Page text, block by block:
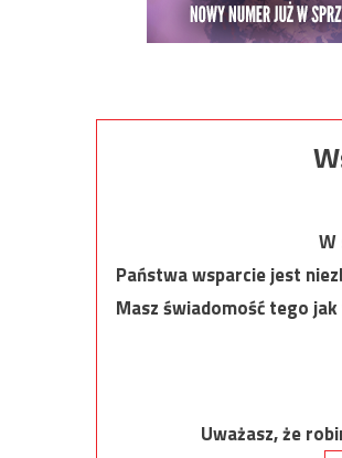
W
Państwa wsparcie jest
Masz świadomość tego
Uważasz, że